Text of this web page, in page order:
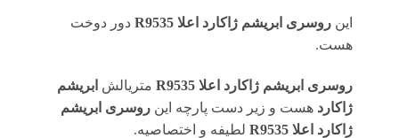
این روسری ابریشم ژاکارد اعلا R9535
دور دوخت
هست.
روسری ابریشم ژاکارد اعلا R9535 متریالش ابریشم
ژاکارد هست و زیر دست پارچه این روسری ابریشم
ژاکارد اعلا R9535
لطیفه و اختصاصیه.